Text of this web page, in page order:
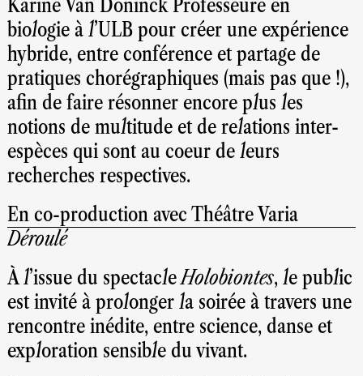
Karine Van Doninck Professeure en
biologie à l’ULB pour créer une expérience
hybride, entre conférence et partage de
pratiques chorégraphiques (mais pas que !),
afin de faire résonner encore plus les
notions de multitude et de relations inter-
espèces qui sont au coeur de leurs
recherches respectives.
En co-production avec Théâtre Varia
Déroulé
À l’issue du spectacleHolobiontes, le public
est invité à prolonger la soirée à travers une
rencontre inédite, entre science, danse et
exploration sensible du vivant.